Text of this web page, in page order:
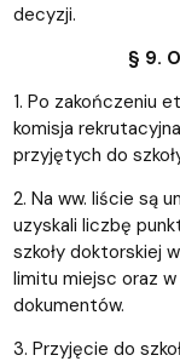
decyzji.
§ 9.
1. Po zakończeniu
komisja
przyjętych do
2. Na ww. liście są
uzyskali liczbę
szkoły doktorskiej
limitu miejsc oraz
dokumentów.
3. Przyjęcie do